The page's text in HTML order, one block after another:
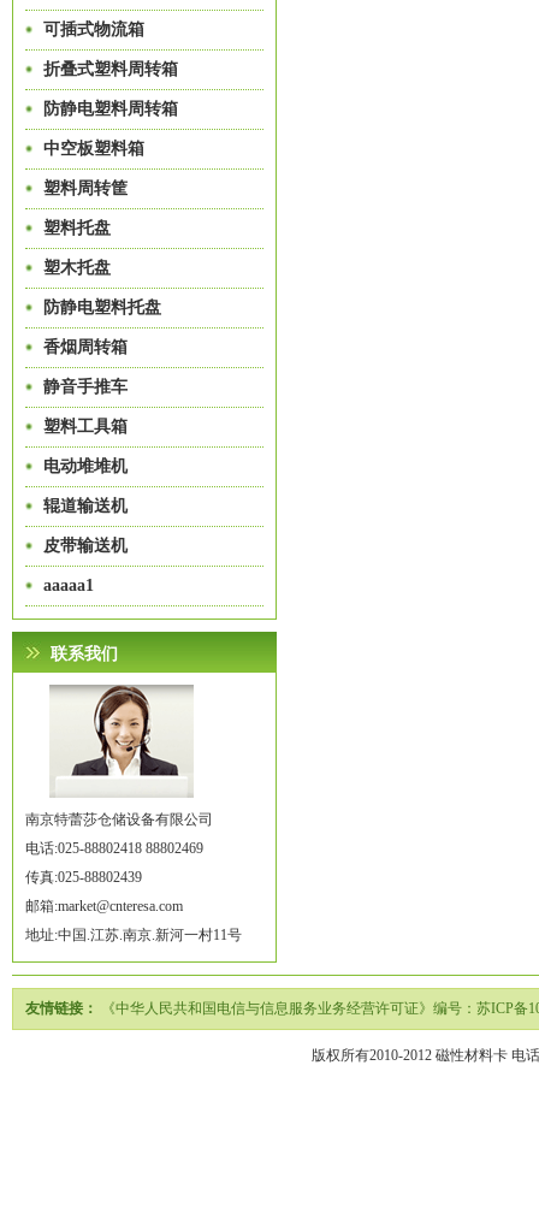
可插式物流箱
折叠式塑料周转箱
防静电塑料周转箱
中空板塑料箱
塑料周转筐
塑料托盘
塑木托盘
防静电塑料托盘
香烟周转箱
静音手推车
塑料工具箱
电动堆堆机
辊道输送机
皮带输送机
aaaaa1
联系我们
南京特蕾莎仓储设备有限公司
电话:025-88802418 88802469
传真:025-88802439
邮箱:market@cnteresa.com
地址:中国.江苏.南京.新河一村11号
友情链接： 《中华人民共和国电信与信息服务业务经营许可证》编号：苏ICP备
版权所有2010-2012 磁性材料卡电话